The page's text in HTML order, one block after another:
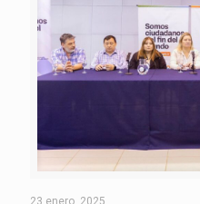
23 enero, 2025